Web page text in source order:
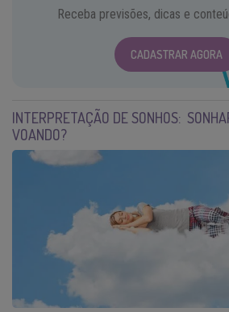
Receba previsões, dicas e
CADASTRAR AGORA
INTERPRETAÇÃO DE SONHOS:
VOANDO?